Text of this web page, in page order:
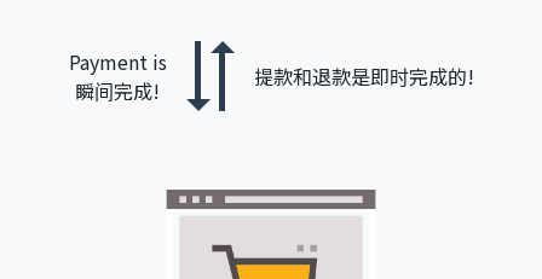
Payment is
瞬间完成!
提款和退款是即时完成的!